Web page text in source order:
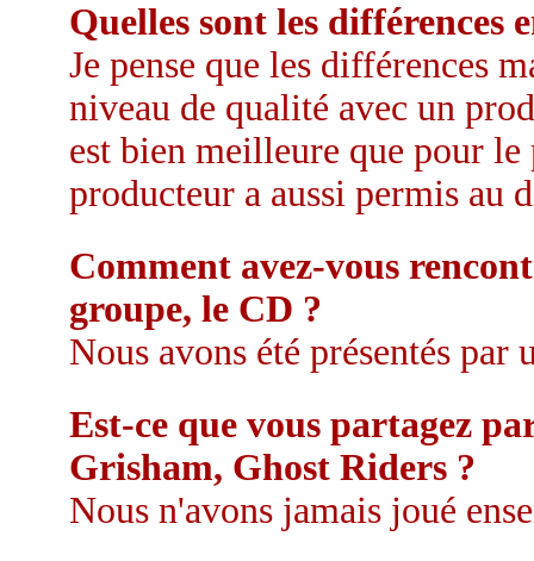
Quelles sont les différences
Je pense que les différences
niveau de qualité avec un
est bien meilleure que pour
producteur a aussi permis au
Comment avez-vous
groupe, le CD ?
Nous avons été présentés par
Est-ce que vous partagez
Grisham, Ghost Riders ?
Nous n'avons jamais joué